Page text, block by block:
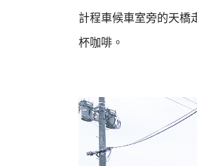
計程車候車室旁的天橋
杯咖啡。